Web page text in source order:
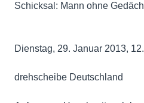
Schicksal: Mann ohne
Dienstag, 29. Januar 2013,
drehscheibe Deutschland